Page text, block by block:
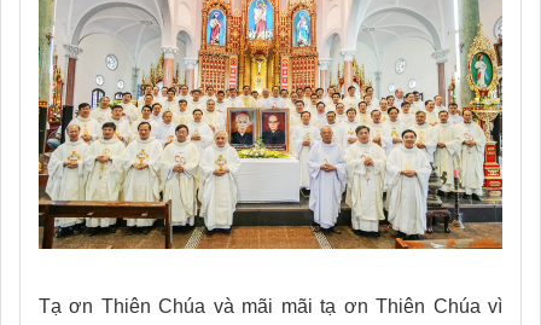
Tạ ơn Thiên Chúa và mãi mãi tạ ơn Thiên Chúa vì